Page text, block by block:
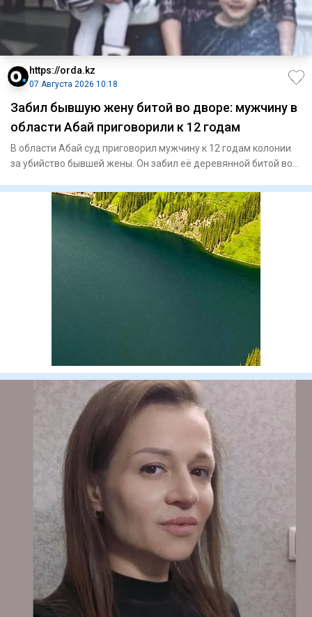
https://orda.kz
07 Августа 2026 10:18
Забил бывшую жену битой во дворе: мужчину в
области Абай приговорили к 12 годам
В области Абай суд приговорил мужчину к 12 годам колонии
за убийство бывшей жены. Он забил её деревянной битой во